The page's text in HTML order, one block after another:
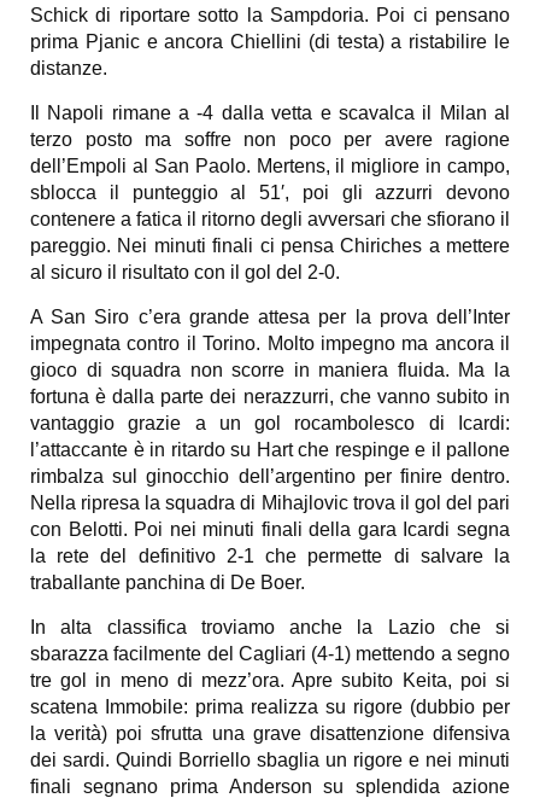
Schick di riportare sotto la Sampdoria. Poi ci pensano
prima Pjanic e ancora Chiellini (di testa) a ristabilire le
distanze.
Il Napoli rimane a -4 dalla vetta e scavalca il Milan al
terzo posto ma soffre non poco per avere ragione
dell’Empoli al San Paolo. Mertens, il migliore in campo,
sblocca il punteggio al 51′, poi gli azzurri devono
contenere a fatica il ritorno degli avversari che sfiorano il
pareggio. Nei minuti finali ci pensa Chiriches a mettere
al sicuro il risultato con il gol del 2-0.
A San Siro c’era grande attesa per la prova dell’Inter
impegnata contro il Torino. Molto impegno ma ancora il
gioco di squadra non scorre in maniera fluida. Ma la
fortuna è dalla parte dei nerazzurri, che vanno subito in
vantaggio grazie a un gol rocambolesco di Icardi:
l’attaccante è in ritardo su Hart che respinge e il pallone
rimbalza sul ginocchio dell’argentino per finire dentro.
Nella ripresa la squadra di Mihajlovic trova il gol del pari
con Belotti. Poi nei minuti finali della gara Icardi segna
la rete del definitivo 2-1 che permette di salvare la
traballante panchina di De Boer.
In alta classifica troviamo anche la Lazio che si
sbarazza facilmente del Cagliari (4-1) mettendo a segno
tre gol in meno di mezz’ora. Apre subito Keita, poi si
scatena Immobile: prima realizza su rigore (dubbio per
la verità) poi sfrutta una grave disattenzione difensiva
dei sardi. Quindi Borriello sbaglia un rigore e nei minuti
finali segnano prima Anderson su splendida azione